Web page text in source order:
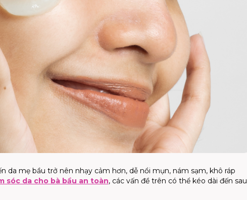
da mẹ bầu trở nên nhạy cảm hơn, dễ nổi mụn, nám sạm, khô ráp
sóc da cho bà bầu an toàn, các vấn đề trên có thể kéo dài đến sau